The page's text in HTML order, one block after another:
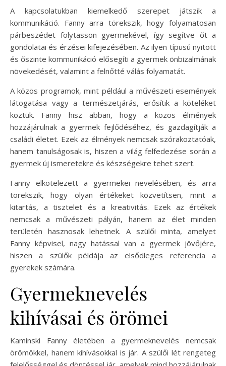
A kapcsolatukban kiemelkedő szerepet játszik a
kommunikáció. Fanny arra törekszik, hogy folyamatosan
párbeszédet folytasson gyermekével, így segítve őt a
gondolatai és érzései kifejezésében. Az ilyen típusú nyitott
és őszinte kommunikáció elősegíti a gyermek önbizalmának
növekedését, valamint a felnőtté válás folyamatát.
A közös programok, mint például a művészeti események
látogatása vagy a természetjárás, erősítik a köteléket
köztük. Fanny hisz abban, hogy a közös élmények
hozzájárulnak a gyermek fejlődéséhez, és gazdagítják a
családi életet. Ezek az élmények nemcsak szórakoztatóak,
hanem tanulságosak is, hiszen a világ felfedezése során a
gyermek új ismeretekre és készségekre tehet szert.
Fanny elkötelezett a gyermekei nevelésében, és arra
törekszik, hogy olyan értékeket közvetítsen, mint a
kitartás, a tisztelet és a kreativitás. Ezek az értékek
nemcsak a művészeti pályán, hanem az élet minden
területén hasznosak lehetnek. A szülői minta, amelyet
Fanny képvisel, nagy hatással van a gyermek jövőjére,
hiszen a szülők példája az elsődleges referencia a
gyerekek számára.
Gyermeknevelés
kihívásai és örömei
Kaminski Fanny életében a gyermeknevelés nemcsak
örömökkel, hanem kihívásokkal is jár. A szülői lét rengeteg